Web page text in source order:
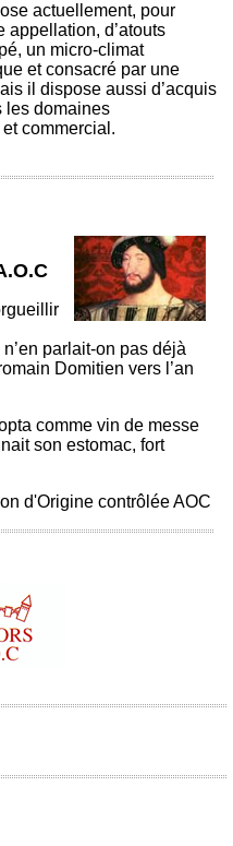
actuellement, pour
appellation, d’atouts
un micro-climat
et consacré par une
il dispose aussi d’acquis
les domaines
commercial.
parlait-on pas déjà
Domitien vers l’an
comme vin de messe
son estomac, fort
d'Origine contrôlée AOC